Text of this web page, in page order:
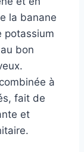
la banane
potassium
bon
à
fait de
et